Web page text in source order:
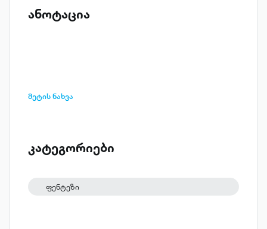
ანოტაცია
მეტის ნახვა
კატეგორიები
ფენტეზი